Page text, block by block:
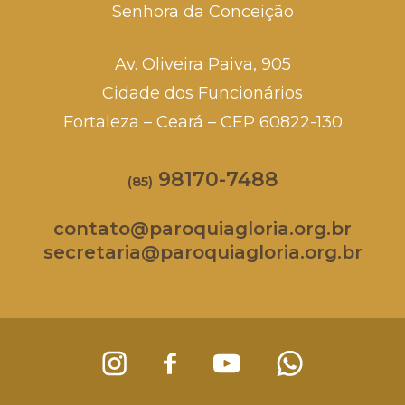
Senhora da Conceição
Av. Oliveira Paiva, 905
Cidade dos Funcionários
Fortaleza – Ceará – CEP 60822-130
(85) 98170-7488
contato@paroquiagloria.org.br
secretaria@paroquiagloria.org.br